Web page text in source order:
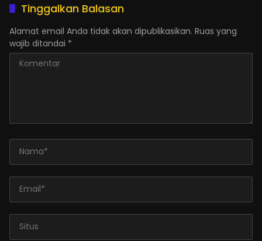
Tinggalkan Balasan
Alamat email Anda tidak akan dipublikasikan. Ruas yang
wajib ditandai *